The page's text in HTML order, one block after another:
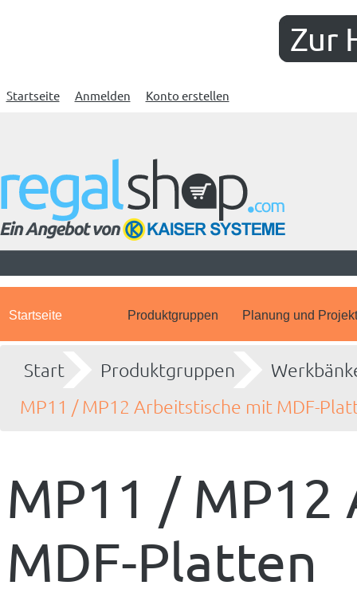
Zur
Startseite Anmelden Konto erstellen
Startseite Produktgruppen Planung und
Start Produktgruppen
MP11 / MP12 Arbeitstische mit MDF-
MP11 /
MDF-Platten